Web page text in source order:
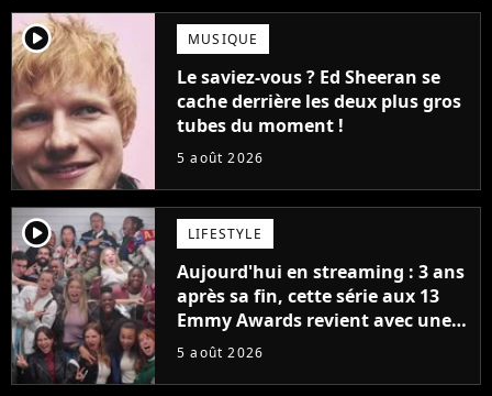
player2 MUSIQUE
Le saviez-vous ? Ed Sheeran se
cache derrière les deux plus gros
tubes du moment !
5 août 2026
player2 LIFESTYLE
Aujourd'hui en streaming : 3 ans
après sa fin, cette série aux 13
Emmy Awards revient avec une
suite... totalement différente
5 août 2026